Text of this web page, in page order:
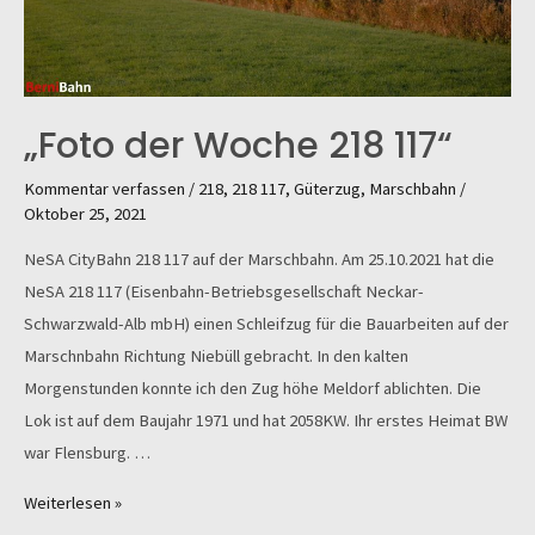
„Foto der Woche 218 117“
Kommentar verfassen / 218, 218 117, Güterzug, Marschbahn /
Oktober 25, 2021
NeSA CityBahn 218 117 auf der Marschbahn. Am 25.10.2021 hat die
NeSA 218 117 (Eisenbahn-Betriebsgesellschaft Neckar-
Schwarzwald-Alb mbH) einen Schleifzug für die Bauarbeiten auf der
Marschnbahn Richtung Niebüll gebracht. In den kalten
Morgenstunden konnte ich den Zug höhe Meldorf ablichten. Die
Lok ist auf dem Baujahr 1971 und hat 2058KW. Ihr erstes Heimat BW
war Flensburg. …
„Foto
Weiterlesen »